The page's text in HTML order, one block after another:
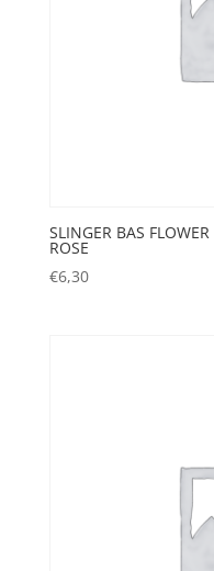
SLINGER BAS
ROSE
€6,30